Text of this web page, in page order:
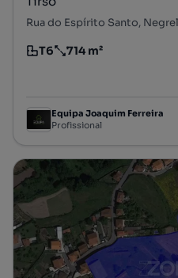
Tipologia
T6
Preço por metro quadrado
714 m²
Equipa Joaquim Ferreira
Profissional